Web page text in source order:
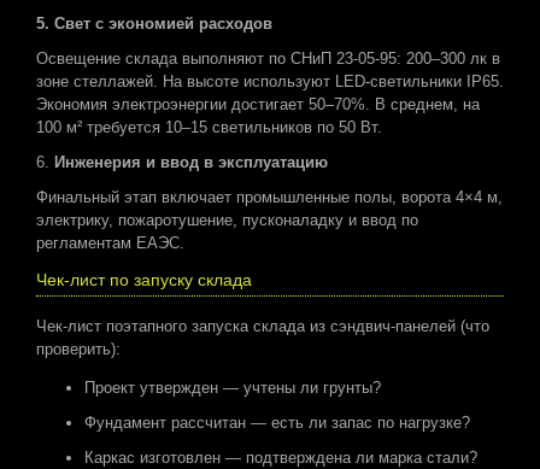
5. Свет с экономией расходов
Освещение склада выполняют по СНиП 23-05-95: 200–300 лк в
зоне стеллажей. На высоте используют LED-светильники IP65.
Экономия электроэнергии достигает 50–70%. В среднем, на
100 м² требуется 10–15 светильников по 50 Вт.
6. Инженерия и ввод в эксплуатацию
Финальный этап включает промышленные полы, ворота 4×4 м,
электрику, пожаротушение, пусконаладку и ввод по
регламентам ЕАЭС.
Чек-лист по запуску склада
Чек-лист поэтапного запуска склада из сэндвич-панелей (что
проверить):
Проект утвержден — учтены ли грунты?
Фундамент рассчитан — есть ли запас по нагрузке?
Каркас изготовлен — подтверждена ли марка стали?